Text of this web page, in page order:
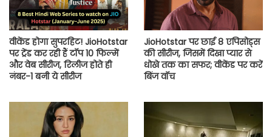
वीकेंड होगा सुपरहिट! JioHotstar
पर ट्रेंड कर रही हैं टॉप 10 फिल्में
और वेब सीरीज, रिलीज होते ही
नंबर-1 बनी ये सीरीज
JioHotstar पर छाई 8 एपिसोड्स
की सीरीज, जिसमें दिखा प्यार से
धोखे तक का सफर; वीकेंड पर करें
बिंज वॉच